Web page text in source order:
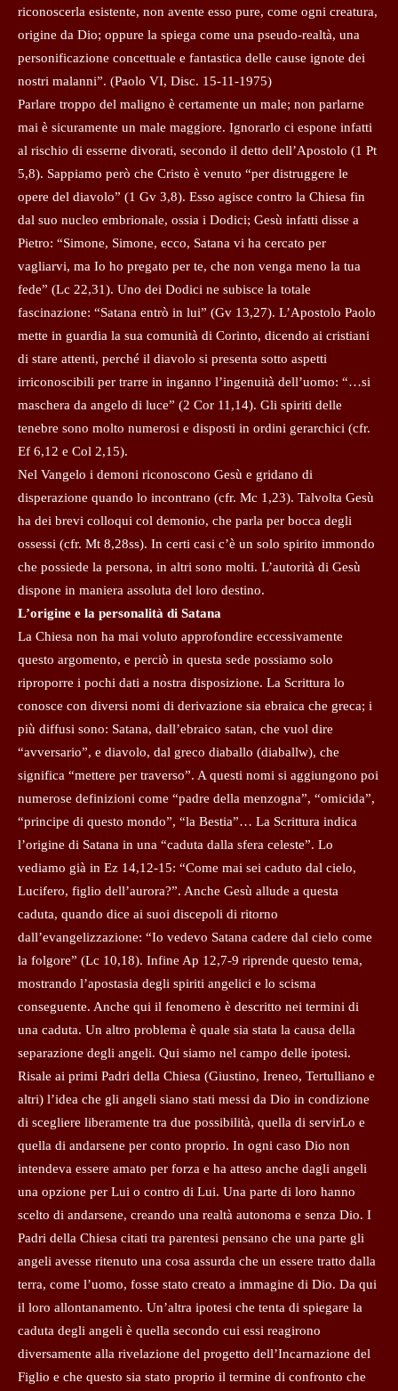
riconoscerla esistente, non avente esso pure, come ogni creatura,
origine da Dio; oppure la spiega come una pseudo-realtà, una
personificazione concettuale e fantastica delle cause ignote dei
nostri malanni”. (Paolo VI, Disc. 15-11-1975)
Parlare troppo del maligno è certamente un male; non parlarne
mai è sicuramente un male maggiore. Ignorarlo ci espone infatti
al rischio di esserne divorati, secondo il detto dell’Apostolo (1 Pt
5,8). Sappiamo però che Cristo è venuto “per distruggere le
opere del diavolo” (1 Gv 3,8). Esso agisce contro la Chiesa fin
dal suo nucleo embrionale, ossia i Dodici; Gesù infatti disse a
Pietro: “Simone, Simone, ecco, Satana vi ha cercato per
vagliarvi, ma Io ho pregato per te, che non venga meno la tua
fede” (Lc 22,31). Uno dei Dodici ne subisce la totale
fascinazione: “Satana entrò in lui” (Gv 13,27). L’Apostolo Paolo
mette in guardia la sua comunità di Corinto, dicendo ai cristiani
di stare attenti, perché il diavolo si presenta sotto aspetti
irriconoscibili per trarre in inganno l’ingenuità dell’uomo: “…si
maschera da angelo di luce” (2 Cor 11,14). Gli spiriti delle
tenebre sono molto numerosi e disposti in ordini gerarchici (cfr.
Ef 6,12 e Col 2,15).
Nel Vangelo i demoni riconoscono Gesù e gridano di
disperazione quando lo incontrano (cfr. Mc 1,23). Talvolta Gesù
ha dei brevi colloqui col demonio, che parla per bocca degli
ossessi (cfr. Mt 8,28ss). In certi casi c’è un solo spirito immondo
che possiede la persona, in altri sono molti. L’autorità di Gesù
dispone in maniera assoluta del loro destino.
L’origine e la personalità di Satana
La Chiesa non ha mai voluto approfondire eccessivamente
questo argomento, e perciò in questa sede possiamo solo
riproporre i pochi dati a nostra disposizione. La Scrittura lo
conosce con diversi nomi di derivazione sia ebraica che greca; i
più diffusi sono: Satana, dall’ebraico satan, che vuol dire
“avversario”, e diavolo, dal greco diaballo (diaballw), che
significa “mettere per traverso”. A questi nomi si aggiungono poi
numerose definizioni come “padre della menzogna”, “omicida”,
“principe di questo mondo”, “la Bestia”… La Scrittura indica
l’origine di Satana in una “caduta dalla sfera celeste”. Lo
vediamo già in Ez 14,12-15: “Come mai sei caduto dal cielo,
Lucifero, figlio dell’aurora?”. Anche Gesù allude a questa
caduta, quando dice ai suoi discepoli di ritorno
dall’evangelizzazione: “Io vedevo Satana cadere dal cielo come
la folgore” (Lc 10,18). Infine Ap 12,7-9 riprende questo tema,
mostrando l’apostasia degli spiriti angelici e lo scisma
conseguente. Anche qui il fenomeno è descritto nei termini di
una caduta. Un altro problema è quale sia stata la causa della
separazione degli angeli. Qui siamo nel campo delle ipotesi.
Risale ai primi Padri della Chiesa (Giustino, Ireneo, Tertulliano e
altri) l’idea che gli angeli siano stati messi da Dio in condizione
di scegliere liberamente tra due possibilità, quella di servirLo e
quella di andarsene per conto proprio. In ogni caso Dio non
intendeva essere amato per forza e ha atteso anche dagli angeli
una opzione per Lui o contro di Lui. Una parte di loro hanno
scelto di andarsene, creando una realtà autonoma e senza Dio. I
Padri della Chiesa citati tra parentesi pensano che una parte gli
angeli avesse ritenuto una cosa assurda che un essere tratto dalla
terra, come l’uomo, fosse stato creato a immagine di Dio. Da qui
il loro allontanamento. Un’altra ipotesi che tenta di spiegare la
caduta degli angeli è quella secondo cui essi reagirono
diversamente alla rivelazione del progetto dell’Incarnazione del
Figlio e che questo sia stato proprio il termine di confronto che